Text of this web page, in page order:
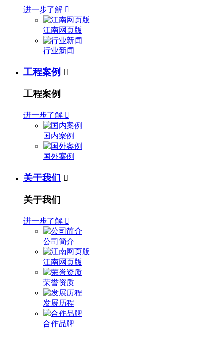
进一步了解 
江南网页版
行业新闻
工程案例 
工程案例
进一步了解 
国内案例
国外案例
关于我们 
关于我们
进一步了解 
公司简介
江南网页版
荣誉资质
发展历程
合作品牌